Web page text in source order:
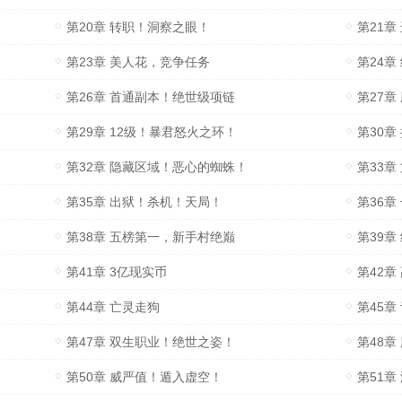
第20章 转职！洞察之眼！ 第21章
第23章 美人花，竞争任务 第24章
第26章 首通副本！绝世级项链 第27章
第29章 12级！暴君怒火之环！ 第30章
第32章 隐藏区域！恶心的蜘蛛！ 第33章
第35章 出狱！杀机！天局！ 第36章
第38章 五榜第一，新手村绝巅 第39章
第41章 3亿现实币 第42章
第44章 亡灵走狗 第45章
第47章 双生职业！绝世之姿！ 第48章
第50章 威严值！遁入虚空！ 第51章